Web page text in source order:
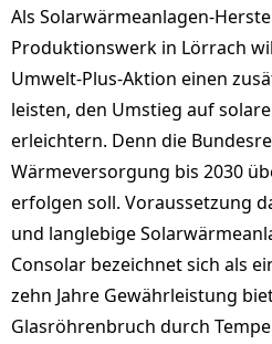
Als Solarwärmeanlagen-
Produktionswerk in Lörrach
Umwelt-Plus-Aktion einen
leisten, den Umstieg auf
erleichtern. Denn die
Wärmeversorgung bis 2030
erfolgen soll. Voraussetzung
und langlebige
Consolar bezeichnet sich als
zehn Jahre Gewährleistung
Glasröhrenbruch durch